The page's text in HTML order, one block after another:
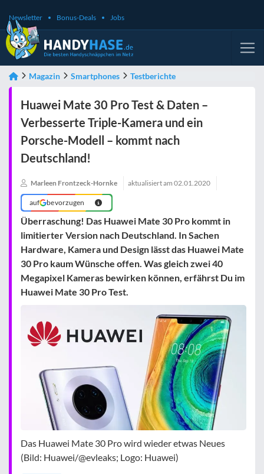
Newsletter Bonus-Deals Jobs
Magazin Smartphones Testberichte
Huawei Mate 30 Pro Test & Daten –
Verbesserte Triple-Kamera und ein
Porsche-Modell – kommt nach
Deutschland!
Marleen Frontzeck-Hornke aktualisiert am 02.01.2020
auf bevorzugen
Überraschung! Das Huawei Mate 30 Pro kommt in
limitierter Version nach Deutschland. In Sachen
Hardware, Kamera und Design lässt das Huawei Mate
30 Pro kaum Wünsche offen. Was gleich zwei 40
Megapixel Kameras bewirken können, erfährst Du im
Huawei Mate 30 Pro Test.
Das Huawei Mate 30 Pro wird wieder etwas Neues
(Bild: Huawei/@evleaks; Logo: Huawei)